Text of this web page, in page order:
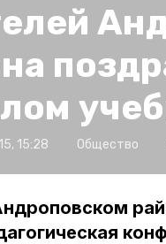
15:28 Общество